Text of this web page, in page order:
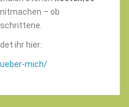
– ob
ihr hier:
mich/